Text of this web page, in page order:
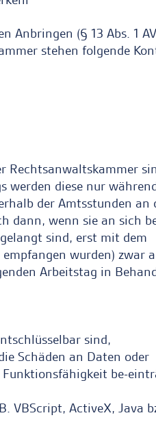
Anbringen (§ 13 Abs. 1
stehen folgende
Rechtsanwaltskammer
werden diese nur
der Amtsstunden an
dann, wenn sie an sich
sind, erst mit dem
wurden) zwar
Arbeitstag in
sind,
Schäden an Daten oder
be-
VBScript, ActiveX, Java